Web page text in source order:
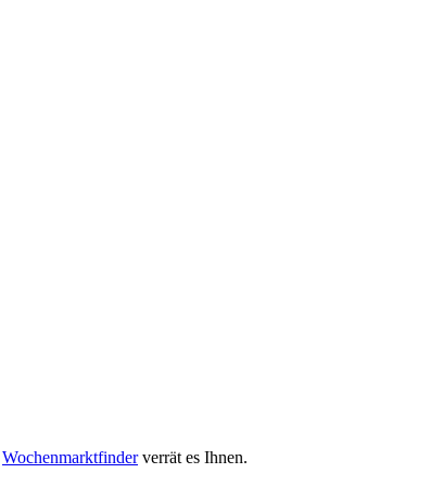
Wochenmarktfinderverrät es Ihnen.